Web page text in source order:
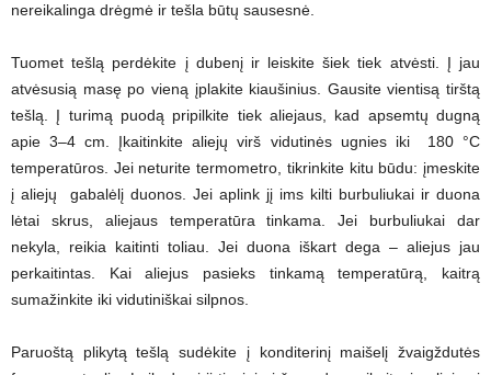
nereikalinga drėgmė ir tešla būtų sausesnė.
Tuomet tešlą perdėkite į dubenį ir leiskite šiek tiek atvėsti. Į jau
atvėsusią masę po vieną įplakite kiaušinius. Gausite vientisą tirštą
tešlą. Į turimą puodą pripilkite tiek aliejaus, kad apsemtų dugną
apie 3–4 cm. Įkaitinkite aliejų virš vidutinės ugnies iki 180 °C
temperatūros. Jei neturite termometro, tikrinkite kitu būdu: įmeskite
į aliejų gabalėlį duonos. Jei aplink jį ims kilti burbuliukai ir duona
lėtai skrus, aliejaus temperatūra tinkama. Jei burbuliukai dar
nekyla, reikia kaitinti toliau. Jei duona iškart dega – aliejus jau
perkaitintas. Kai aliejus pasieks tinkamą temperatūrą, kaitrą
sumažinkite iki vidutiniškai silpnos.
Paruoštą plikytą tešlą sudėkite į konditerinį maišelį žvaigždutės